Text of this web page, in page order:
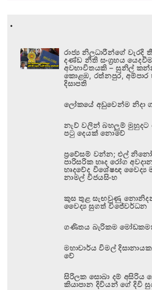
.
රාජ්‍ය නිලධාරීන්ගේ වැරදි
දණ්ඩ නීති සංග්‍රහය
අවභාවිතයකි – සුනිල්
කොළඹ, රත්නපුර, අම්පාර
දිසාපති
ලෝකයේ අඩුවෙන්ම නිදා
නැව් වලින් බහලුම් මුහුදට
පටු දෙයක් නොවේ
ප්‍රවේසම් වන්න; එල්
පාරිසරික හෘද රෝග
හෘදවේද විශේෂඥ වෛද්‍ය
නාමල් විජයසිංහ
කුස තුළ සැඟවුණු
වෛද්‍ය සුගත් විජේවර්ධන
ගණිතය බැරිකම
මහාචාර්ය විමල් දිසානායක
වේ
සිරිලක සොබා දම් අසිරිය
කියාපාන දිවියන් ගේ දිවි